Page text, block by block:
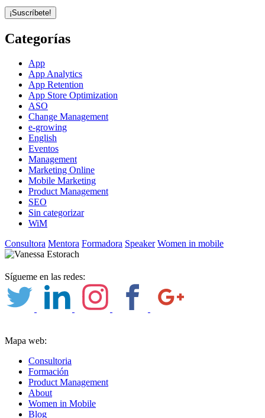
Categorías
App
App Analytics
App Retention
App Store Optimization
ASO
Change Management
e-growing
English
Eventos
Management
Marketing Online
Mobile Marketing
Product Management
SEO
Sin categorizar
WiM
Consultora Mentora Formadora Speaker Women in mobile
Sígueme en las redes:
Mapa web:
Consultoria
Formación
Product Management
About
Women in Mobile
Blog